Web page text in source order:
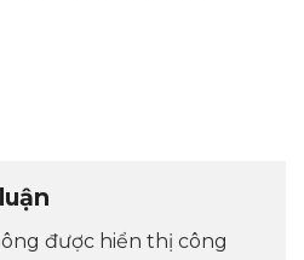
được hiển thị công